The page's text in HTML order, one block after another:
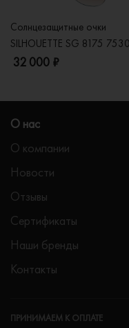
Солнцезащитные очки
SILHOUETTE SG 8175 7530
32 000 ₽
О нас
О компании
Новости
Отзывы
Сертификаты
Наши бренды
Контакты
ПРИНИМАЕМ К ОПЛАТЕ